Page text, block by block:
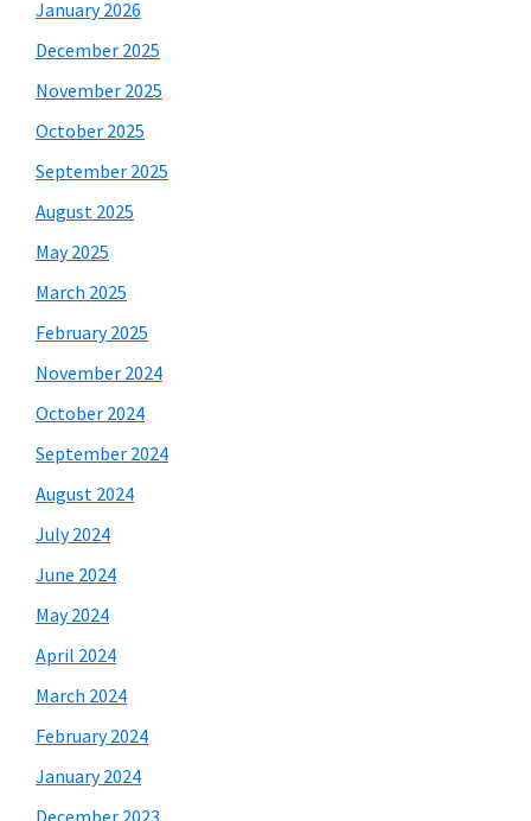
January 2026
December 2025
November 2025
October 2025
September 2025
August 2025
May 2025
March 2025
February 2025
November 2024
October 2024
September 2024
August 2024
July 2024
June 2024
May 2024
April 2024
March 2024
February 2024
January 2024